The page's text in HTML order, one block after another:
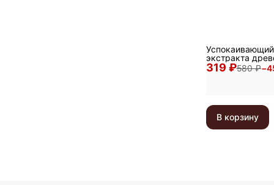
319 ₽580 ₽−
экстракта
Charcoal
100 мл
В корзину